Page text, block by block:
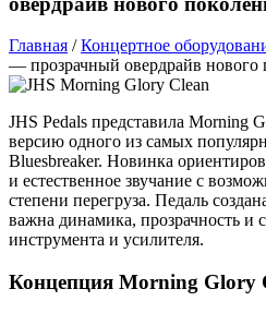
Главная /Концертное
— прозрачный овердрайв нового
JHS Pedals представила
версию одного из самых
Bluesbreaker. Новинка
и естественное звучание с
степени перегруза. Педаль
важна динамика, прозрачность и
инструмента и усилителя.
Концепция Morning Glory